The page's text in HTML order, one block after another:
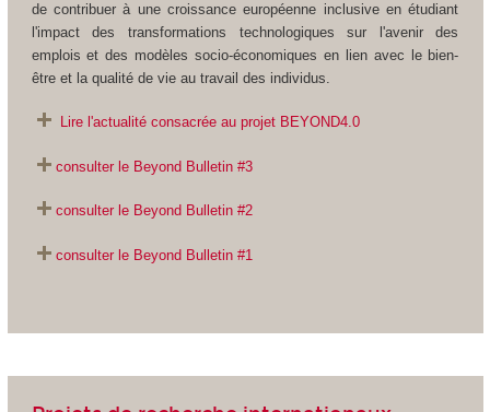
de contribuer à une croissance européenne inclusive en étudiant
l'impact des transformations technologiques sur l'avenir des
emplois et des modèles socio-économiques en lien avec le bien-
être et la qualité de vie au travail des individus.
Lire l'actualité consacrée au projet BEYOND4.0
consulter le Beyond Bulletin #3
consulter le Beyond Bulletin #2
consulter le Beyond Bulletin #1